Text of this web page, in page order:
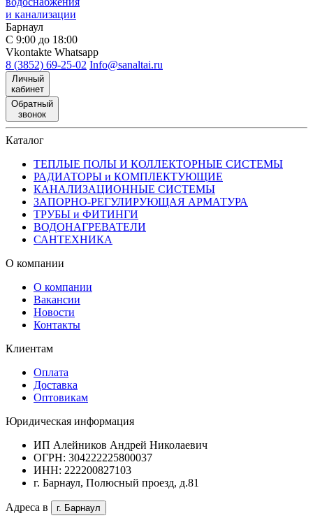
и канализации
Барнаул
С 9:00 до 18:00
Vkontakte Whatsapp
8 (3852) 69-25-02 Info@sanaltai.ru
Личный
кабинет
Обратный
звонок
Каталог
ТЕПЛЫЕ ПОЛЫ И КОЛЛЕКТОРНЫЕ СИСТЕМЫ
РАДИАТОРЫ и КОМПЛЕКТУЮЩИЕ
КАНАЛИЗАЦИОННЫЕ СИСТЕМЫ
ЗАПОРНО-РЕГУЛИРУЮЩАЯ АРМАТУРА
ТРУБЫ и ФИТИНГИ
ВОДОНАГРЕВАТЕЛИ
САНТЕХНИКА
О компании
О компании
Вакансии
Новости
Контакты
Клиентам
Оплата
Доставка
Оптовикам
Юридическая информация
ИП Алейников Андрей Николаевич
ОГРН: 304222225800037
ИНН: 222200827103
г. Барнаул, Полюсный проезд, д.81
Адреса в г. Барнаул